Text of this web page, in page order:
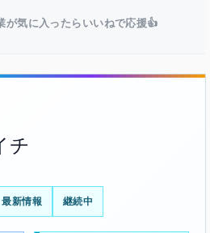
が気に入ったらいいねで応援👍
チ
最新情報 継続中